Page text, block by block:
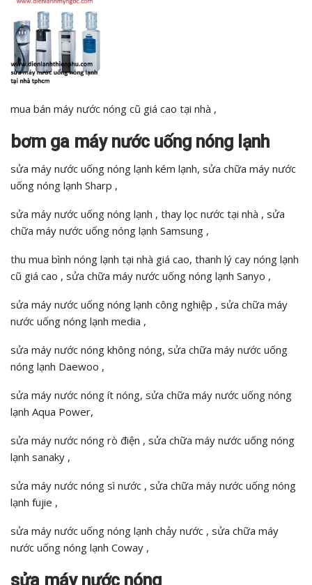
mua bán máy nước nóng cũ giá cao tại nhà ,
bơm ga máy nước uống nóng lạnh
sửa máy nước uống nóng lạnh kém lạnh, sửa chữa máy nước
uống nóng lạnh Sharp ,
sửa máy nước uống nóng lạnh , thay lọc nước tại nhà , sửa
chữa máy nước uống nóng lạnh Samsung ,
thu mua bình nóng lạnh tại nhà giá cao, thanh lý cay nóng lạnh
cũ giá cao , sửa chữa máy nước uống nóng lạnh Sanyo ,
sửa máy nước uống nóng lạnh công nghiệp , sửa chữa máy
nước uống nóng lạnh media ,
sửa máy nước nóng không nóng, sửa chữa máy nước uống
nóng lạnh Daewoo ,
sửa máy nước nóng ít nóng, sửa chữa máy nước uống nóng
lạnh Aqua Power,
sửa máy nước nóng rò điện , sửa chữa máy nước uống nóng
lạnh sanaky ,
sửa máy nước nóng sì nước , sửa chữa máy nước uống nóng
lạnh fujie ,
sửa máy nước uống nóng lạnh chảy nước , sửa chữa máy
nước uống nóng lạnh Coway ,
sửa máy nước nóng